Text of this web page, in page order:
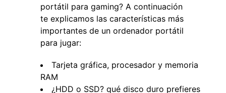
portátil para gaming? A continuación
te explicamos las características más
importantes de un ordenador portátil
para jugar:
Tarjeta gráfica, procesador y memoria
RAM
¿HDD o SSD? qué disco duro prefieres